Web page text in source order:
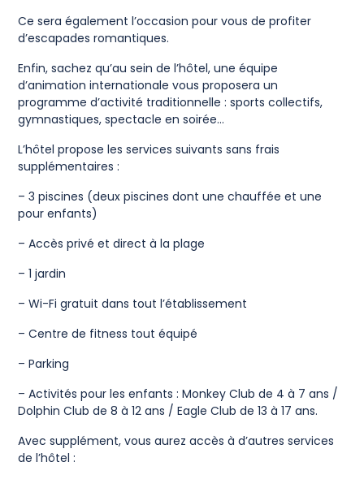
Ce sera également l’occasion pour vous de profiter
d’escapades romantiques.
Enfin, sachez qu’au sein de l’hôtel, une équipe
d’animation internationale vous proposera un
programme d’activité traditionnelle : sports collectifs,
gymnastiques, spectacle en soirée…
L’hôtel propose les services suivants sans frais
supplémentaires :
– 3 piscines (deux piscines dont une chauffée et une
pour enfants)
– Accès privé et direct à la plage
– 1 jardin
– Wi-Fi gratuit dans tout l’établissement
– Centre de fitness tout équipé
– Parking
– Activités pour les enfants : Monkey Club de 4 à 7 ans /
Dolphin Club de 8 à 12 ans / Eagle Club de 13 à 17 ans.
Avec supplément, vous aurez accès à d’autres services
de l’hôtel :